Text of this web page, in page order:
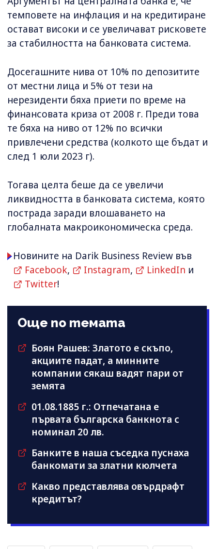
темповете на инфлация и на кредитиране
остават високи и се увеличават рисковете
за стабилността на банковата система.
Досегашните нива от 10% по депозитите
от местни лица и 5% от тези на
нерезиденти бяха приети по време на
финансовата криза от 2008 г. Преди това
те бяха на ниво от 12% по всички
привлечени средства (колкото ще бъдат и
след 1 юли 2023 г).
Тогава целта беше да се увеличи
ликвидността в банковата система, която
пострада заради влошаването на
глобалната макроикономическа среда.
Новините на Darik Business Review във
Facebook, Instagram, LinkedIn и
Twitter!
Още по темата
Боян Рашев: Златото е скъпо,
акциите падат, а минните
компании сякаш вадят пари от
земята
01.08.1885 г.: Отпечатана е
първата българска банкнота с
номинал 20 лв.
Банките в наша съседка пуснаха
банкомати за златни кюлчета
Какво представлява овърдрафт
кредитът?